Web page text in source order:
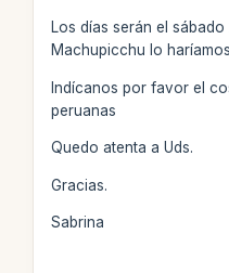
Los días serán el
Machupicchu lo
Indícanos por favor el
peruanas
Quedo atenta a Uds.
Gracias.
Sabrina